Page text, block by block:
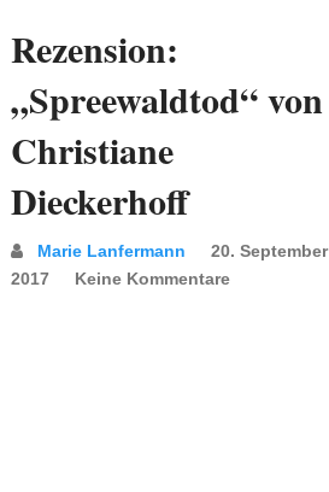
Rezension:
„Spreewaldtod“ von
Christiane
Dieckerhoff
Marie Lanfermann
20. September
2017
Keine Kommentare